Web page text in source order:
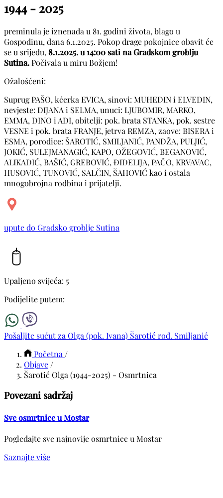
1944 - 2025
preminula je iznenada u 81. godini života, blago u
Gospodinu, dana 6.1.2025. Pokop drage pokojnice obavit će
se u srijedu, 8.1.2025. u 14:00 sati na Gradskom groblju
Sutina.Počivala u miru Božjem!
Ožalošćeni:
Suprug PAŠO, kćerka EVICA, sinovi: MUHEDIN i ELVEDIN,
nevjeste: DIJANA i SELMA, unuci: LJUBOMIR, MARKO,
EMMA, DINO i ADI, obitelji: pok. brata STANKA, pok. sestre
VESNE i pok. brata FRANJE, jetrva REMZA, zaove: BISERA i
ESMA, porodice: ŠAROTIĆ, SMILJANIĆ, PANDŽA, PULJIĆ,
JOKIĆ, SULEJMANAGIĆ, KAPO, OŽEGOVIĆ, BEGANOVIĆ,
ALIKADIĆ, BAŠIĆ, GREBOVIĆ, ĐIDELIJA, PAČO, KRVAVAC,
HUSOVIĆ, TUNOVIĆ, SALČIN, ŠAHOVIĆ kao i ostala
mnogobrojna rodbina i prijatelji.
upute do Gradsko groblje Sutina
Upaljeno svijeća: 5
Podijelite putem:
Pošaljite sućut za Olga (pok. Ivana) Šarotić rođ. Smiljanić
Početna /
Objave /
Šarotić Olga (1944-2025) - Osmrtnica
Povezani sadržaj
Sve osmrtnice u Mostar
Pogledajte sve najnovije osmrtnice u Mostar
Saznajte više